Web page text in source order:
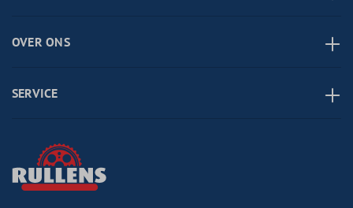
OVER ONS
SERVICE